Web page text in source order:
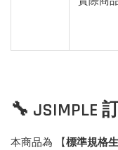
🔧 JSIMPLE
本商品為 【標準規格生